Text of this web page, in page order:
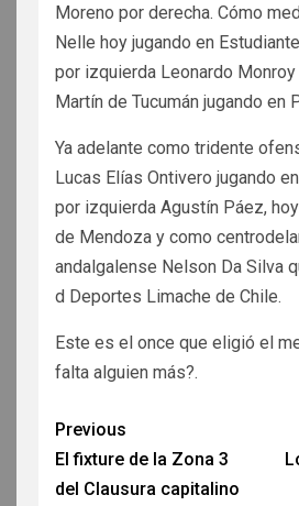
Moreno por derecha. Cómo
Nelle hoy jugando en
por izquierda Leonardo
Martín de Tucumán jugando en
Ya adelante como tridente
Lucas Elías Ontivero jugando
por izquierda Agustín Páez,
de Mendoza y como
andalgalense Nelson Da Silva
d Deportes Limache de Chile.
Este es el once que eligió el
falta alguien más?.
Previous
El fixture de la Zona 3
del Clausura capitalino